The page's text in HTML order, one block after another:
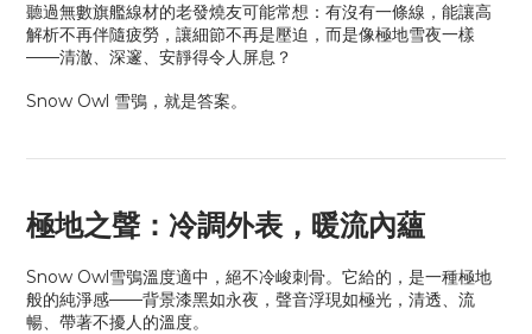
聽過無數旗艦線材的老發燒友可能常想：有沒有一條線，能讓高
解析不再伴隨疲勞，讓細節不再是壓迫，而是像極地雪夜一樣
——清澈、深邃、安靜得令人屏息？
Snow Owl 雪鴞，就是答案。
極地之聲：冷調外表，暖流內蘊
Snow Owl雪鴞溫度適中，絕不冷峻刺骨。它給的，是一種極地
般的純淨感——背景漆黑如永夜，聲音浮現如極光，清透、流
暢、帶著不擾人的溫度。